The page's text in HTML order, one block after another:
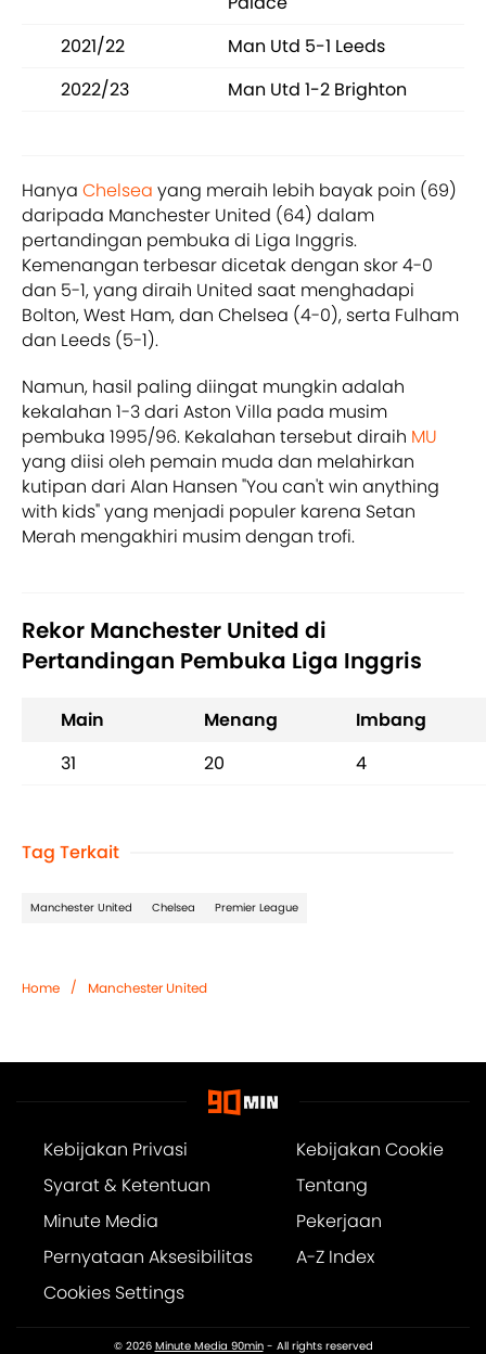
2021/22
Man Utd 5-1 Leeds
2022/23
Man Utd 1-2 Brighton
Hanya Chelsea yang meraih lebih bayak poin (69)
daripada Manchester United (64) dalam
pertandingan pembuka di Liga Inggris.
Kemenangan terbesar dicetak dengan skor 4-0
dan 5-1, yang diraih United saat menghadapi
Bolton, West Ham, dan Chelsea (4-0), serta Fulham
dan Leeds (5-1).
Namun, hasil paling diingat mungkin adalah
kekalahan 1-3 dari Aston Villa pada musim
pembuka 1995/96. Kekalahan tersebut diraih MU
yang diisi oleh pemain muda dan melahirkan
kutipan dari Alan Hansen "You can't win anything
with kids" yang menjadi populer karena Setan
Merah mengakhiri musim dengan trofi.
Rekor Manchester United di
Pertandingan Pembuka Liga Inggris
Main Menang
Imbang
31
20 4
Tag Terkait
Manchester United Chelsea Premier League
Home / Manchester United
Kebijakan Privasi
Kebijakan Cookie
Syarat & Ketentuan
Tentang
Minute Media
Pekerjaan
Pernyataan Aksesibilitas
A-Z Index
Cookies Settings
© 2026 Minute Media 90min- All rights reserved